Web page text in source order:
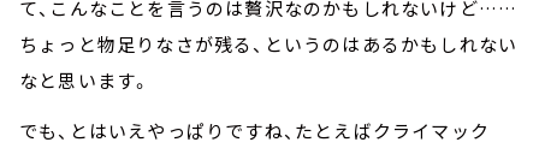
て、こんなことを言うのは贅沢なのかもしれないけど……
ちょっと物足りなさが残る、というのはあるかもしれない
なと思います。
でも、とはいえやっぱりですね、たとえばクライマック